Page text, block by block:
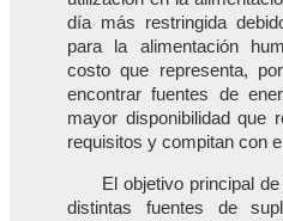
día más restringida
para la alimentación
costo que representa,
encontrar fuentes de
mayor disponibilidad que
requisitos y compitan con
El objetivo principal
distintas fuentes de